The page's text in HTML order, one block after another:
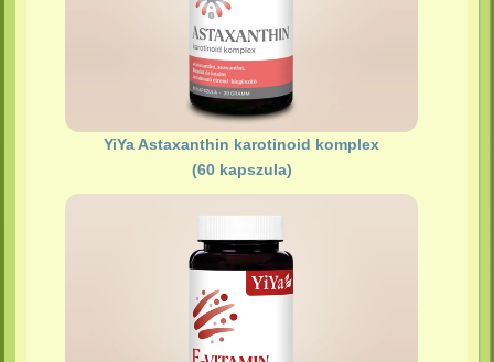
YiYa Astaxanthin karotinoid komplex
(60 kapszula)